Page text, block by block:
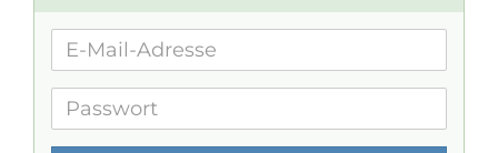
E-
Adresse
Passwort